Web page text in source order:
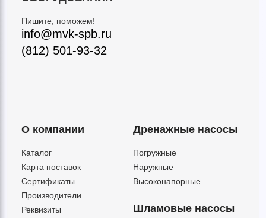
Пишите, поможем!
info@mvk-spb.ru
(812) 501-93-32
О компании
Каталог
Карта поставок
Сертификаты
Производители
Реквизиты
Дренажные насосы
Погружные
Наружные
Высоконапорные
Шламовые насосы